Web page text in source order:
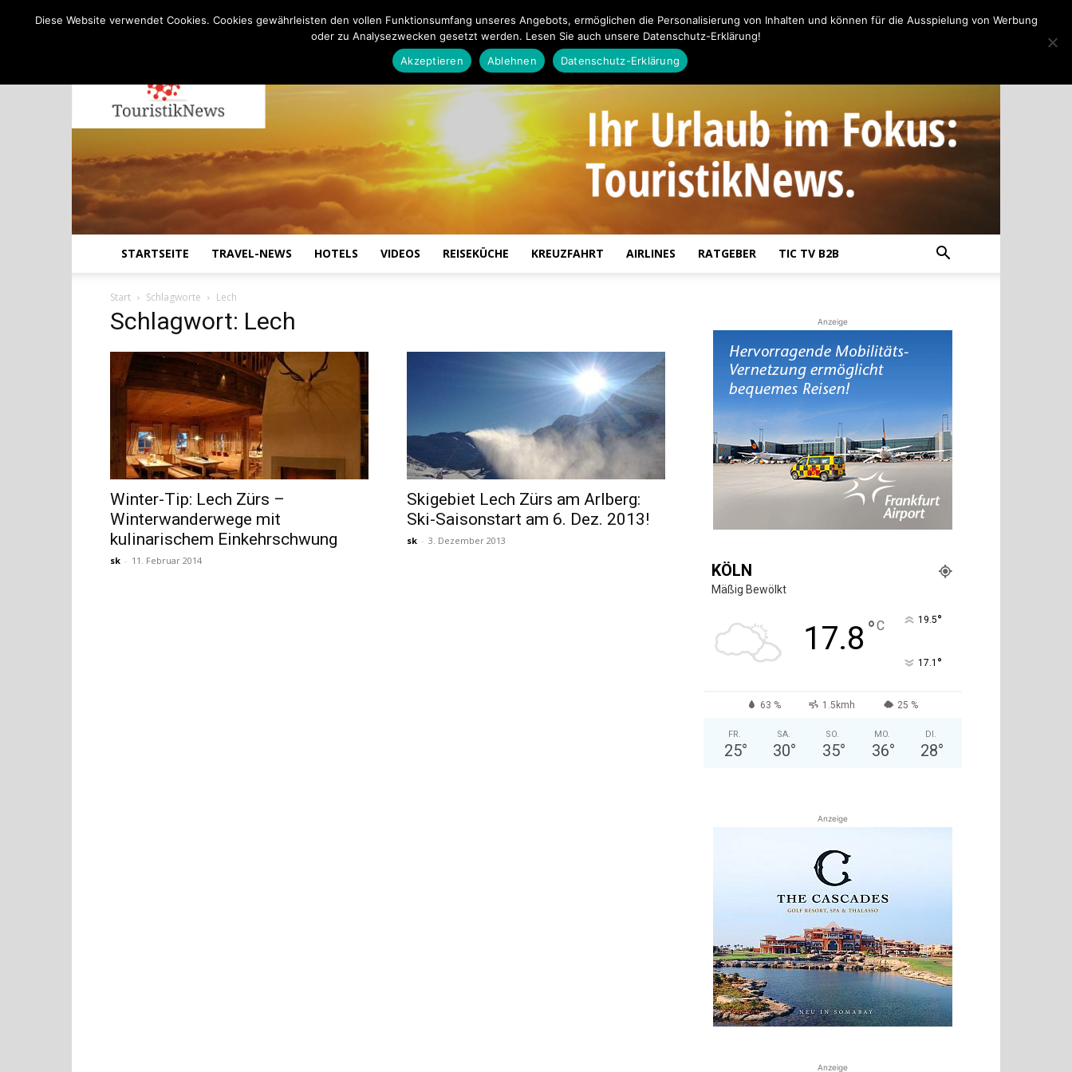
Touristiknews
STARTSEITE TRAVEL-NEWS HOTELS VIDEOS REISEKÜCHE KREUZFAHRT AIRLINES RATGEBER TIC TV B2B
Start Schlagworte Lech
Schlagwort: Lech
Winter-Tip: Lech Zürs –
Winterwanderwege mit
kulinarischem Einkehrschwung
sk - 11. Februar 2014
Skigebiet Lech Zürs am Arlberg:
Ski-Saisonstart am 6. Dez. 2013!
sk - 3. Dezember 2013
Anzeige
KÖLN
Mäßig Bewölkt
17.8 °C 19.5°
17.1 °
63 % 1.5kmh 25 %
FR.
25°
SA.
30°
SO.
35°
MO.
36°
DI.
28°
Anzeige
Anzeige
Diese Website verwendet Cookies. Cookies gewährleisten den vollen Funktionsumfang unseres Angebots, ermöglichen die Personalisierung von Inhalten und können für die Ausspielung von Werbung
oder zu Analysezwecken gesetzt werden. Lesen Sie auch unsere Datenschutz-Erklärung!
Akzeptieren
Ablehnen Datenschutz-Erklärung